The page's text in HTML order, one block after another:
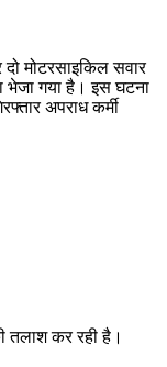
दो मोटरसाइकिल सवार
भेजा गया है। इस घटना
अपराध कर्मी
तलाश कर रही है।